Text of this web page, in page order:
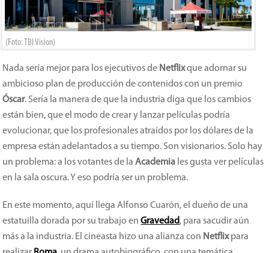
(Foto: TBI Vision)
Nada sería mejor para los ejecutivos de Netflixque adornar su
ambicioso plan de producción de contenidos con un premio
Óscar. Sería la manera de que la industria diga que los cambios
están bien, que el modo de crear y lanzar películas podría
evolucionar, que los profesionales atraídos por los dólares de la
empresa están adelantados a su tiempo. Son visionarios. Solo hay
un problema: a los votantes de laAcademia les gusta ver películas
en la sala oscura. Y eso podría ser un problema.
En este momento, aquí llega Alfonso Cuarón, el dueño de una
estatuilla dorada por su trabajo enGravedad, para sacudir aún
más a la industria. El cineasta hizo una alianza con Netflixpara